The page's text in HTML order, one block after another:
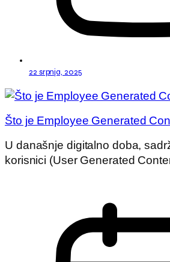
22 srpnja, 2025
Što je Employee Generated
U današnje digitalno doba,
korisnici (User Generated